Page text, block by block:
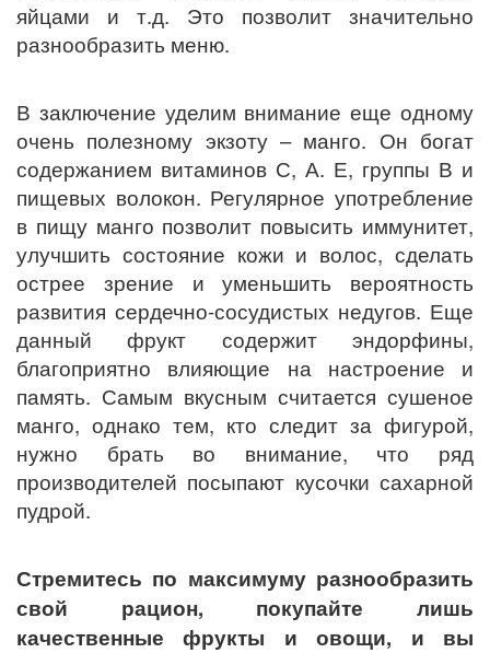
яйцами и т.д. Это позволит значительно
разнообразить меню.
В заключение уделим внимание еще одному
очень полезному экзоту – манго. Он богат
содержанием витаминов С, А. Е, группы В и
пищевых волокон. Регулярное употребление
в пищу манго позволит повысить иммунитет,
улучшить состояние кожи и волос, сделать
острее зрение и уменьшить вероятность
развития сердечно-сосудистых недугов. Еще
данный фрукт содержит эндорфины,
благоприятно влияющие на настроение и
память. Самым вкусным считается сушеное
манго, однако тем, кто следит за фигурой,
нужно брать во внимание, что ряд
производителей посыпают кусочки сахарной
пудрой.
Стремитесь по максимуму разнообразить
свой рацион, покупайте лишь
качественные фрукты и овощи, и вы